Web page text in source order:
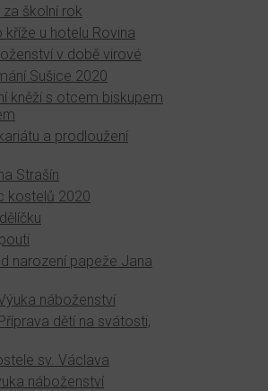
za školní rok
kříže u hotelu Rovina
v době virové
Sušice 2020
kněží s otcem biskupem
a prodloužení
Strašín
kostelů 2020
narození papeže Jana
náboženství
dětí na svátosti,
sv. Václava
náboženství